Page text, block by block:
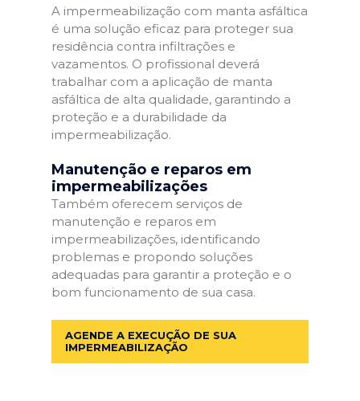
A impermeabilização com manta asfáltica
é uma solução eficaz para proteger sua
residência contra infiltrações e
vazamentos. O profissional deverá
trabalhar com a aplicação de manta
asfáltica de alta qualidade, garantindo a
proteção e a durabilidade da
impermeabilização.
Manutenção e reparos em
impermeabilizações
Também oferecem serviços de
manutenção e reparos em
impermeabilizações, identificando
problemas e propondo soluções
adequadas para garantir a proteção e o
bom funcionamento de sua casa.
AGENDE A EXECUÇÃO DE SUA
IMPERMEABILIZAÇÃO